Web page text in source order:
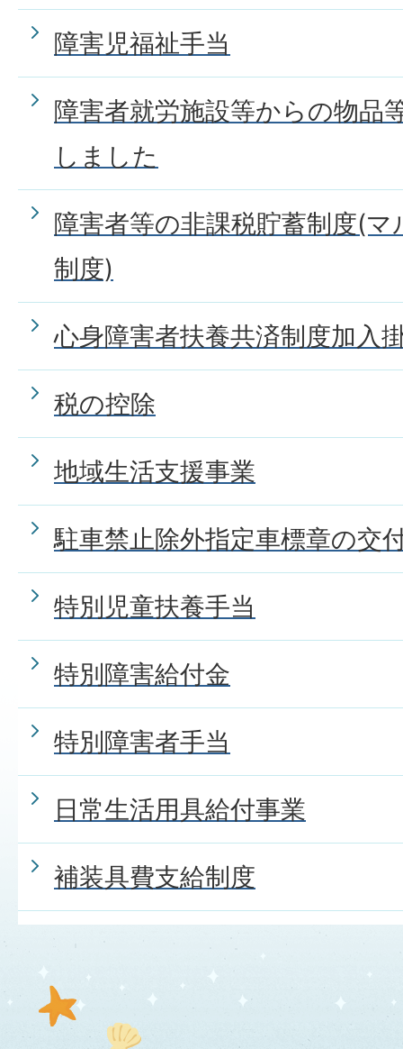
障害児福祉手当
障害者就労施設等からの物品
しました
障害者等の非課税貯蓄制度(
制度)
心身障害者扶養共済制度加入
税の控除
地域生活支援事業
駐車禁止除外指定車標章の交
特別児童扶養手当
特別障害給付金
特別障害者手当
日常生活用具給付事業
補装具費支給制度